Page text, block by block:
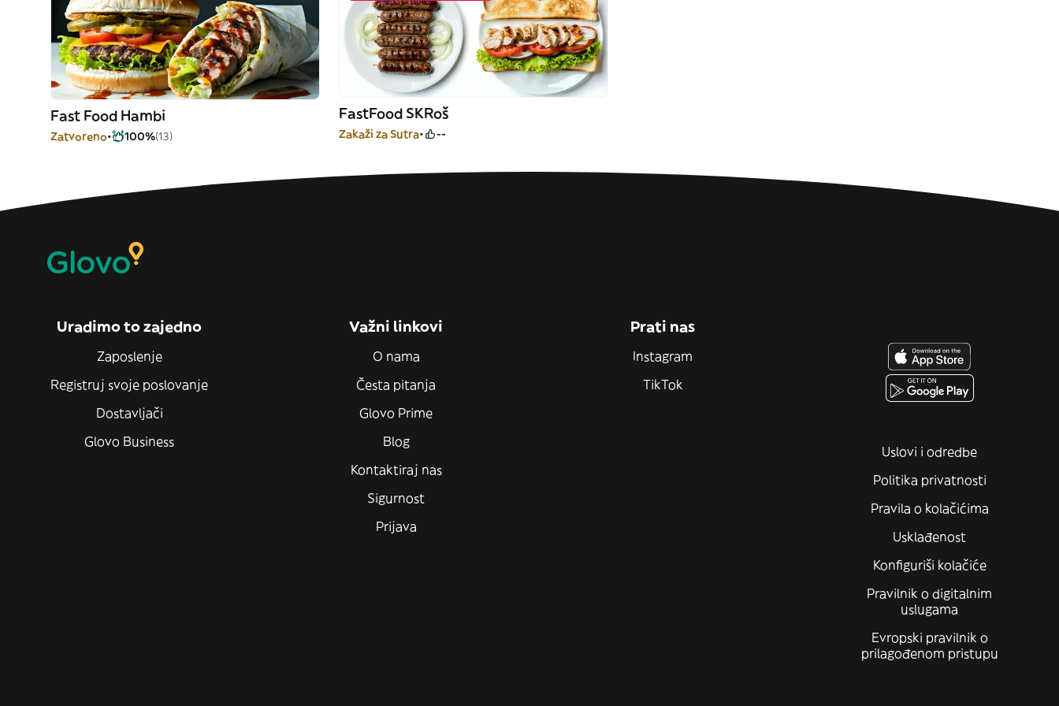
Fast Food Hambi
Zatvoreno 100%(13)
FastFood SKRoš
Zakaži za Sutra --
Uradimo to zajedno
Zaposlenje
Registruj svoje poslovanje
Dostavljači
Glovo Business
Važni linkovi
O nama
Česta pitanja
Glovo Prime
Blog
Kontaktiraj nas
Sigurnost
Prijava
Prati nas
Instagram
TikTok
Uslovi i odredbe
Politika privatnosti
Pravila o kolačićima
Usklađenost
Konfiguriši kolačiće
Pravilnik o digitalnim
uslugama
Evropski pravilnik o
prilagođenom pristupu